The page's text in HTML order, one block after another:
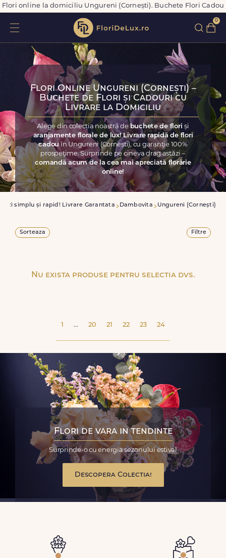
Flori online la domiciliu Ungureni (Cornești). Buchete Flori Cadou
0
Flori Online Ungureni (Cornești) –
Buchete de Flori și Cadouri cu
Livrare la Domiciliu
Alege din colecția noastră de buchete de floriși
aranjamente florale de lux! Livrare rapidă de flori
cadouîn Ungureni (Cornești), cu garanție 100%
prospețime. Surprinde pe cineva drag astăzi –
comandă acum de la cea mai apreciată florărie
online!
simplu și rapid! Livrare Garantata Dambovita Ungureni (Cornești)
Sorteaza Filtre
Nu exista produse pentru selectia dvs.
1 ... 20 21 22 23 24
Flori de vara in tendinte
Surprinde-o cu energia sezonului estival
Descopera Colectia!